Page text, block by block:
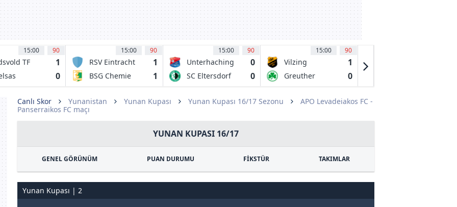
15:00 90
TF 1
0
15:00 90
RSV Eintracht
Stahnsdorf
1
BSG Chemie
1
15:00 90
Unterhaching 0
SC Eltersdorf 0
15:00 90
Vilzing 1
Greuther
0
Canlı Skor Yunanistan Yunan Kupası Yunan Kupası 16/17 Sezonu
APO Levadeiakos FC -
Panserraikos FC maçı
YUNAN KUPASI 16/17
GENEL GÖRÜNÜM PUAN DURUMU FİKSTÜR TAKIMLAR
Yunan Kupası | 2